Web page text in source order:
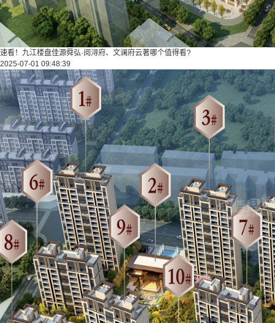
速看！九江楼盘佳源舜弘·阅浔府、文澜府云著哪个值得看?
2025-07-01 09:48:39